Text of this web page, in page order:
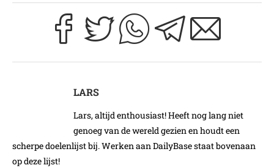
LARS
Lars, altijd enthousiast! Heeft nog lang niet
genoeg van de wereld gezien en houdt een
scherpe doelenlijst bij. Werken aan DailyBase staat bovenaan
op deze lijst!